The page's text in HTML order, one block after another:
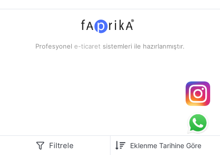
Filtrele
Profesyonel e-ticaret sistemleri ile hazırlanmıştır.